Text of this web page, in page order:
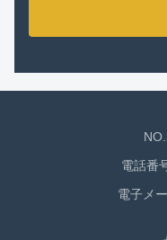
電話番
電子メ